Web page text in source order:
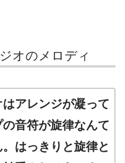
オのメロディ
アレンジが凝って
音符が旋律なんて
はっきりと旋律と